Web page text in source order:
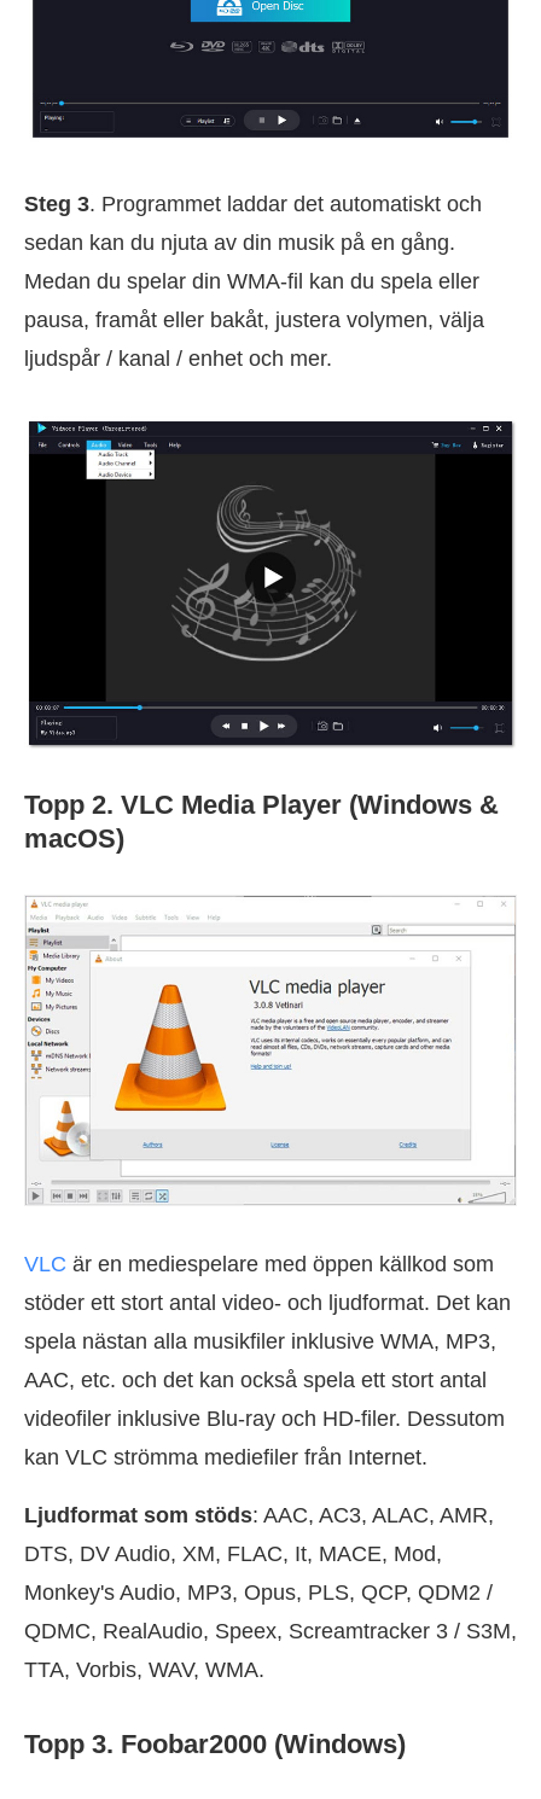
Steg 3. Programmet laddar det automatiskt och
sedan kan du njuta av din musik på en gång.
Medan du spelar din WMA-fil kan du spela eller
pausa, framåt eller bakåt, justera volymen, välja
ljudspår / kanal / enhet och mer.
Topp 2. VLC Media Player (Windows &
macOS)
VLC är en mediespelare med öppen källkod som
stöder ett stort antal video- och ljudformat. Det kan
spela nästan alla musikfiler inklusive WMA, MP3,
AAC, etc. och det kan också spela ett stort antal
videofiler inklusive Blu-ray och HD-filer. Dessutom
kan VLC strömma mediefiler från Internet.
Ljudformat som stöds: AAC, AC3, ALAC, AMR,
DTS, DV Audio, XM, FLAC, It, MACE, Mod,
Monkey's Audio, MP3, Opus, PLS, QCP, QDM2 /
QDMC, RealAudio, Speex, Screamtracker 3 / S3M,
TTA, Vorbis, WAV, WMA.
Topp 3. Foobar2000 (Windows)